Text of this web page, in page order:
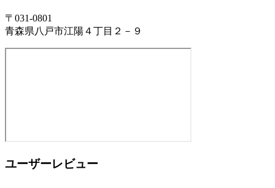
〒031-0801
青森県八戸市江陽４丁目２－９
ユーザーレビュー